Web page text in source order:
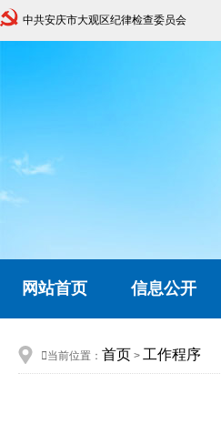
中共安庆市大观区纪律检查委员会
网站首页 信息公开
当前位置： 首页 > 工作程序